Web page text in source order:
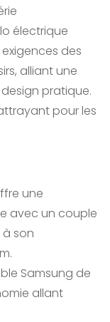
électrique
des
alliant une
pratique.
pour les
une
avec un couple
son
Samsung de
allant